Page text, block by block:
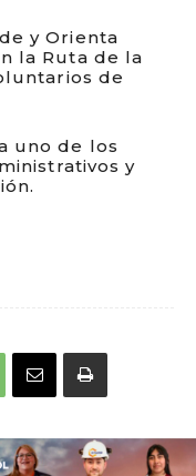
y Orienta
la Ruta de la
de
uno de los
y